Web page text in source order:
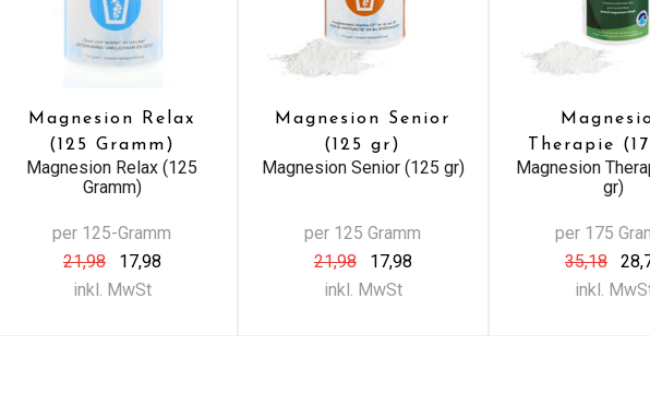
Magnesion Relax
(125 Gramm)
Magnesion Relax (125
Gramm)
per 125-Gramm
21,98
17,98
inkl. MwSt
Magnesion Senior
(125 gr)
Magnesion Senior (125 gr)
per 125 Gramm
21,98
17,98
inkl. MwSt
Therapie
Magnesion
gr)
per 175
35,18
inkl.